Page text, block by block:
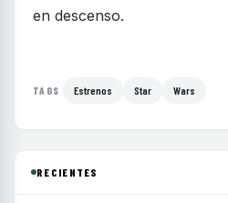
en descenso.
TAGS Estrenos Star Wars
RECIENTES